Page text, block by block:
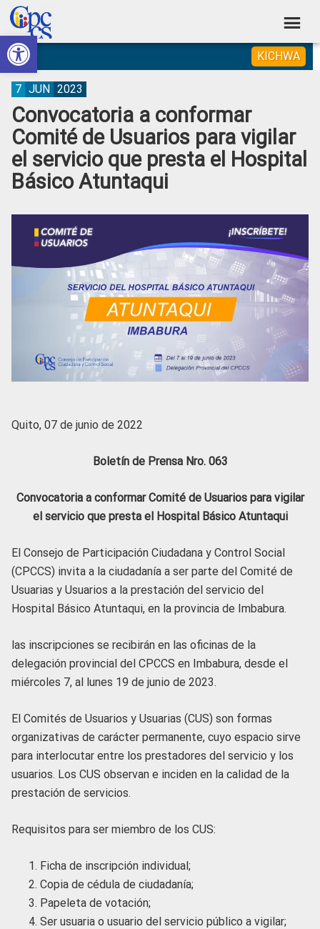
Abrir barra de herramientas
Skip
to
primary
navigation
Skip
to
main
content
Skip
to
primary
sidebar
Skip
to
footer
Consejo
de
Participación
Ciudadana
Control
Social
Construyendo
Poder
Ciudadano
KICHWA
Convocatoria a conformar
Comité de Usuarios para vigilar
el servicio que presta el Hospital
Básico Atuntaqui
7 JUN 2023
Quito, 07 de junio de 2022
Boletín de Prensa Nro. 063
Convocatoria a conformar Comité de Usuarios para vigilar
el servicio que presta el Hospital Básico Atuntaqui
El Consejo de Participación Ciudadana y Control Social
(CPCCS) invita a la ciudadanía a ser parte del Comité de
Usuarias y Usuarios a la prestación del servicio del
Hospital Básico Atuntaqui, en la provincia de Imbabura.
las inscripciones se recibirán en las oficinas de la
delegación provincial del CPCCS en Imbabura, desde el
miércoles 7, al lunes 19 de junio de 2023.
El Comités de Usuarios y Usuarias (CUS) son formas
organizativas de carácter permanente, cuyo espacio sirve
para interlocutar entre los prestadores del servicio y los
usuarios. Los CUS observan e inciden en la calidad de la
prestación de servicios.
Requisitos para ser miembro de los CUS:
Ficha de inscripción individual;
Copia de cédula de ciudadanía;
Papeleta de votación;
Ser usuaria o usuario del servicio público a vigilar;